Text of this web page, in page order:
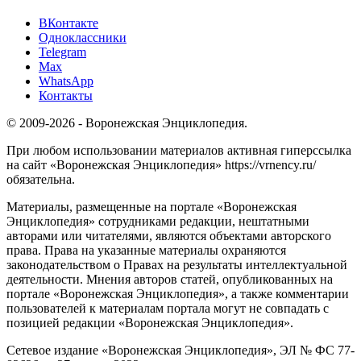
ВКонтакте
Одноклассники
Telegram
Max
WhatsApp
Контакты
© 2009-2026 - Воронежская Энциклопедия.
При любом использовании материалов активная гиперссылка
на сайт «Воронежская Энциклопедия» https://vrnency.ru/
обязательна.
Материалы, размещенные на портале «Воронежская
Энциклопедия» сотрудниками редакции, нештатными
авторами или читателями, являются объектами авторского
права. Права на указанные материалы охраняются
законодательством о Правах на результаты интеллектуальной
деятельности. Мнения авторов статей, опубликованных на
портале «Воронежская Энциклопедия», а также комментарии
пользователей к материалам портала могут не совпадать с
позицией редакции «Воронежская Энциклопедия».
Сетевое издание «Воронежская Энциклопедия», ЭЛ № ФС 77-